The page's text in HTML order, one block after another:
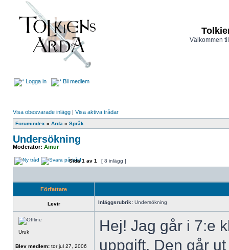
Välkommen
Logga in Bli medlem
Visa obesvarade inlägg | Visa aktiva trådar
Forumindex » Arda » Språk
Undersökning
Moderator: Ainur
Sida1 av 1 [ 8 inlägg ]
Författare
Levir Inläggsrubrik: Undersökning
Uruk
Blev medlem: tor jul 27, 2006
Hej! Jag går i 7:e
uppgift. Den går